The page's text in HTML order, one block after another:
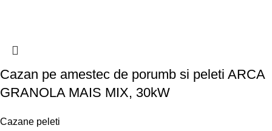
Cazan pe amestec de porumb si peleti ARCA
GRANOLA MAIS MIX, 30kW
Cazane peleti